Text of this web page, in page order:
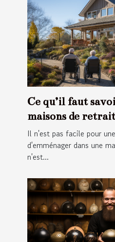
Ce qu’il faut
maisons de
Il n'est pas facile pour
d'emménager dans une
n'est...